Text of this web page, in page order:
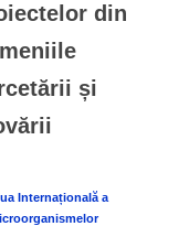
din
și
Internațională a